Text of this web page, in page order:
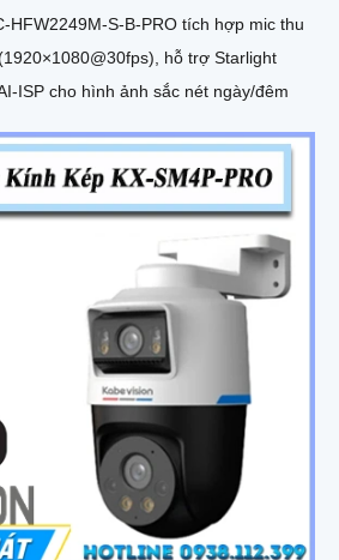
HFW2249M-S-B-PRO tích hợp mic thu
hỗ trợ Starlight
ISP cho hình ảnh sắc nét ngày/đêm